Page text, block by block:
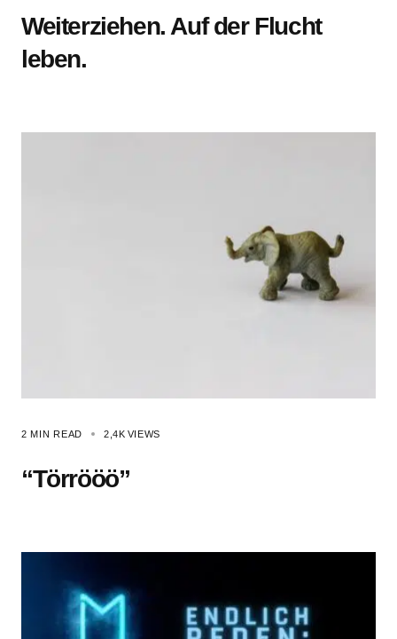
Weiterziehen. Auf der Flucht
leben.
2 MIN READ 2,4K VIEWS
“Törrööö”